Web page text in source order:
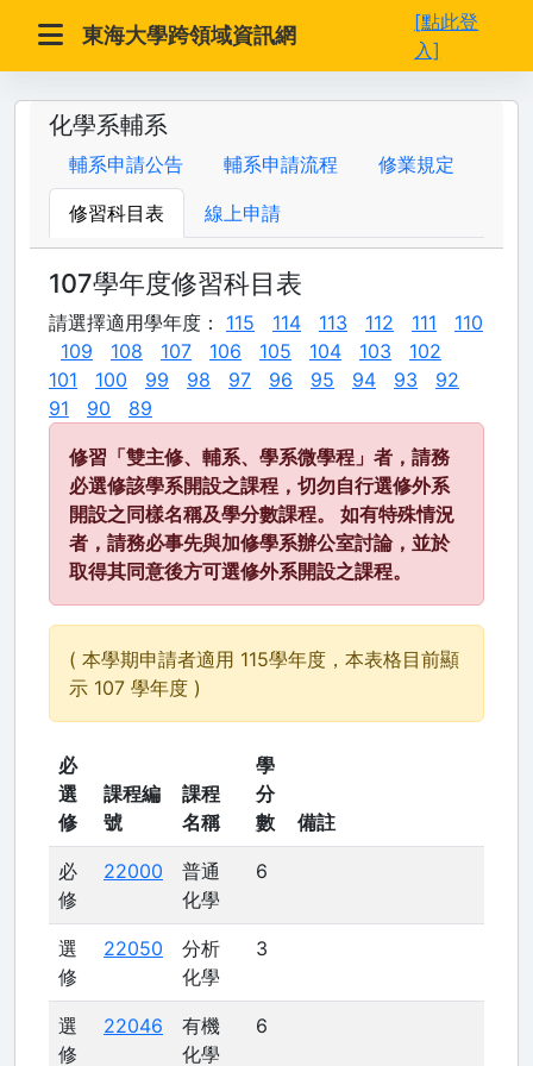
東海大學跨領域資訊網
[點此登
入]
化學系輔系
輔系申請公告 輔系申請流程 修業規定
修習科目表 線上申請
107學年度修習科目表
請選擇適用學年度： 115 114 113 112 111
110
109
108 107 106 105 104 103
102
101
100 99 98 97 96 95 94 93
92
91
90 89
修習「雙主修、輔系、學系微學程」者，請務
必選修該學系開設之課程，切勿自行選修外系
開設之同樣名稱及學分數課程。 如有特殊情況
者，請務必事先與加修學系辦公室討論，並於
取得其同意後方可選修外系開設之課程。
( 本學期申請者適用 115學年度，本表格目前顯
示 107 學年度 )
必
選
修
課程編
號
課程
名稱
學
分
數
備註
必
修
22000
普通
化學
6
選
修
22050
分析
化學
3
選
修
22046
有機
化學
6